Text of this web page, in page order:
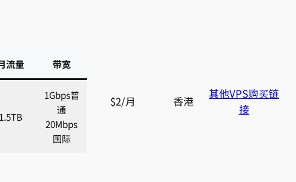
流量 带宽
1.5TB
1Gbps普
通
20Mbps
国际
$2/月 香港
其他VPS购买链
接